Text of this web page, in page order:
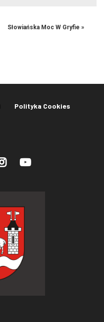
Słowiańska Moc W Gryfie »
Polityka Cookies